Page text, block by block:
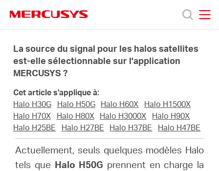
navigation
Produits
Support
propos
La source du signal pour les halos satellites
est-elle sélectionnable sur l'application
MERCUSYS ?
Cet article s'applique à:
Halo H30G
Halo H50G Halo H60X
Halo H1500X
Halo H70X
Halo H80X Halo H3000X
Halo H90X
Halo H25BE
Halo H27BE Halo H37BE Halo H47BE
Actuellement, seuls quelques modèles Halo
tels que Halo H50G prennent en charge la